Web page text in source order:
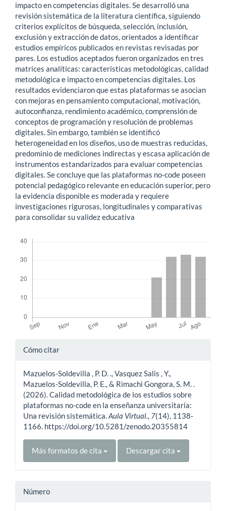
impacto en competencias digitales. Se desarrolló una
revisión sistemática de la literatura científica, siguiendo
criterios explícitos de búsqueda, selección, inclusión,
exclusión y extracción de datos, orientados a identificar
estudios empíricos publicados en revistas revisadas por
pares. Los estudios aceptados fueron organizados en tres
matrices analíticas: características metodológicas, calidad
metodológica e impacto en competencias digitales. Los
resultados evidenciaron que estas plataformas se asocian
con mejoras en pensamiento computacional, motivación,
autoconfianza, rendimiento académico, comprensión de
conceptos de programación y resolución de problemas
digitales. Sin embargo, también se identificó
heterogeneidad en los diseños, uso de muestras reducidas,
predominio de mediciones indirectas y escasa aplicación de
instrumentos estandarizados para evaluar competencias
digitales. Se concluye que las plataformas no-code poseen
potencial pedagógico relevante en educación superior, pero
la evidencia disponible es moderada y requiere
investigaciones rigurosas, longitudinales y comparativas
para consolidar su validez educativa
Detalles
artículo
Cómo citar
Mazuelos-Soldevilla , P. D. ., Vasquez Salis , Y.,
Mazuelos-Soldevilla, P. E., & Rimachi Gongora, S. M. .
(2026). Calidad metodológica de los estudios sobre
plataformas no-code en la enseñanza universitaria:
Una revisión sistemática.Aula Virtual., 7(14), 1138-
1166. https://doi.org/10.5281/zenodo.20355814
Más formatos de cita Descargar cita
Número